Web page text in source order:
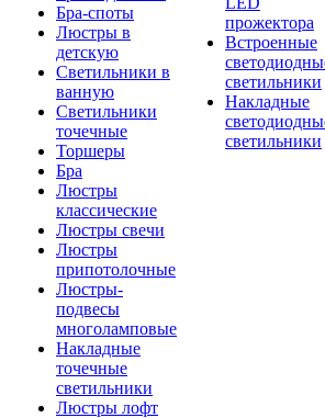
Бра-споты
Люстры в
детскую
Светильники в
ванную
Светильники
точечные
Торшеры
Бра
Люстры
классические
Люстры свечи
Люстры
припотолочные
Люстры-
подвесы
многоламповые
Накладные
точечные
светильники
Люстры лофт
прожектора
Встроенные
светильники
Накладные
светильники